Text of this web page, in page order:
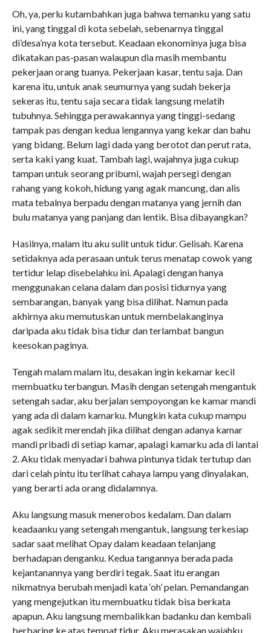
Oh, ya, perlu kutambahkan juga bahwa temanku yang satu
ini, yang tinggal di kota sebelah, sebenarnya tinggal
di’desa’nya kota tersebut. Keadaan ekonominya juga bisa
dikatakan pas-pasan walaupun dia masih membantu
pekerjaan orang tuanya. Pekerjaan kasar, tentu saja. Dan
karena itu, untuk anak seumurnya yang sudah bekerja
sekeras itu, tentu saja secara tidak langsung melatih
tubuhnya. Sehingga perawakannya yang tinggi-sedang
tampak pas dengan kedua lengannya yang kekar dan bahu
yang bidang. Belum lagi dada yang berotot dan perut rata,
serta kaki yang kuat. Tambah lagi, wajahnya juga cukup
tampan untuk seorang pribumi, wajah persegi dengan
rahang yang kokoh, hidung yang agak mancung, dan alis
mata tebalnya berpadu dengan matanya yang jernih dan
bulu matanya yang panjang dan lentik. Bisa dibayangkan?
Hasilnya, malam itu aku sulit untuk tidur. Gelisah. Karena
setidaknya ada perasaan untuk terus menatap cowok yang
tertidur lelap disebelahku ini. Apalagi dengan hanya
menggunakan celana dalam dan posisi tidurnya yang
sembarangan, banyak yang bisa dilihat. Namun pada
akhirnya aku memutuskan untuk membelakanginya
daripada aku tidak bisa tidur dan terlambat bangun
keesokan paginya.
Tengah malam malam itu, desakan ingin kekamar kecil
membuatku terbangun. Masih dengan setengah mengantuk
setengah sadar, aku berjalan sempoyongan ke kamar mandi
yang ada di dalam kamarku. Mungkin kata cukup mampu
agak sedikit merendah jika dilihat dengan adanya kamar
mandi pribadi di setiap kamar, apalagi kamarku ada di lantai
2. Aku tidak menyadari bahwa pintunya tidak tertutup dan
dari celah pintu itu terlihat cahaya lampu yang dinyalakan,
yang berarti ada orang didalamnya.
Aku langsung masuk menerobos kedalam. Dan dalam
keadaanku yang setengah mengantuk, langsung terkesiap
sadar saat melihat Opay dalam keadaan telanjang
berhadapan denganku. Kedua tangannya berada pada
kejantanannya yang berdiri tegak. Saat itu erangan
nikmatnya berubah menjadi kata ‘oh’ pelan. Pemandangan
yang mengejutkan itu membuatku tidak bisa berkata
apapun. Aku langsung membalikkan badanku dan kembali
berbaring ke atas tempat tidur. Aku merasakan wajahku